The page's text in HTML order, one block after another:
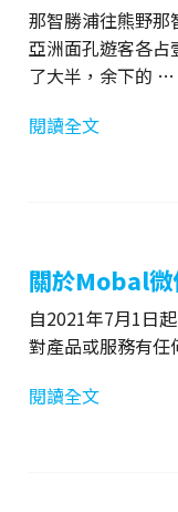
那智勝浦往熊野那
亞洲面孔遊客各占
了大半，余下的 …
閱讀全文
關於Mobal微
自2021年7月1日
對產品或服務有
閱讀全文